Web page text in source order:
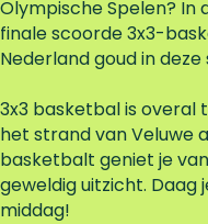
Olympische Spelen?
finale scoorde 3x3-
Nederland goud in
3x3 basketbal is overal
het strand van Veluwe
basketbalt geniet je
geweldig uitzicht. Daag
middag!